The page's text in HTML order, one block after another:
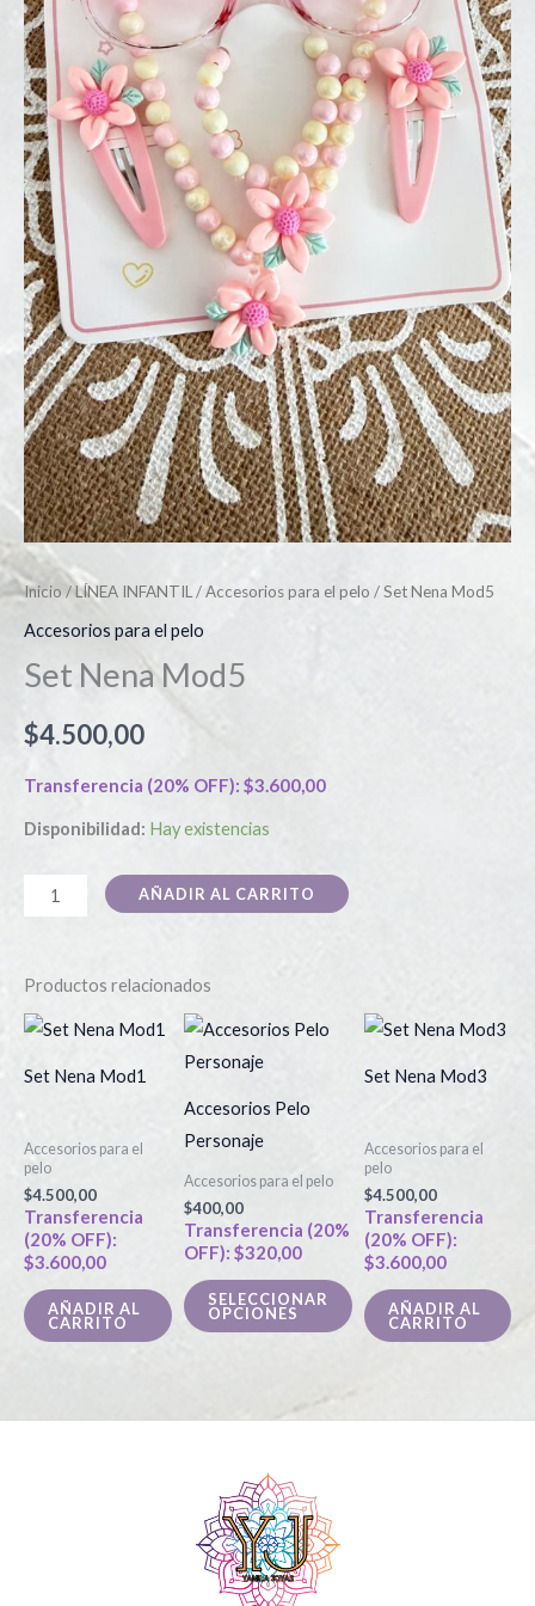
Inicio /LÍNEA INFANTIL/Accesorios para el pelo / Set Nena Mod5
Accesorios para el pelo
Set Nena Mod5
$4.500,00
Transferencia (20% OFF): $3.600,00
Disponibilidad: Hay existencias
AÑADIR AL CARRITO
Productos relacionados
Set Nena Mod1
Accesorios para el
pelo
$4.500,00
Transferencia
(20% OFF):
$3.600,00
AÑADIR AL
CARRITO
Accesorios Pelo
Personaje
Accesorios para el pelo
$400,00
Transferencia (20%
OFF): $320,00
SELECCIONAR
OPCIONES
Este
variantes.
Las
opciones
se
pueden
elegir
Set Nena Mod3
Accesorios para el
pelo
$4.500,00
Transferencia
(20% OFF):
$3.600,00
AÑADIR AL
CARRITO